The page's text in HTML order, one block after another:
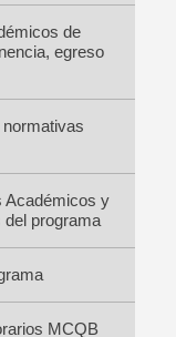
de
egreso
Académicos y
programa
MCQB